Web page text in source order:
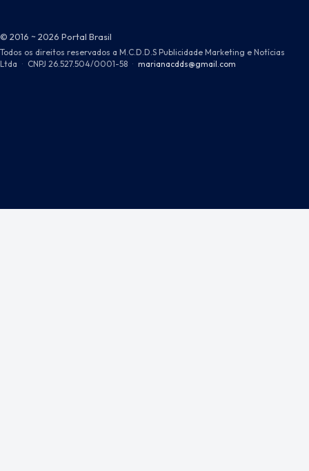
© 2016 ~ 2026 Portal Brasil
Todos os direitos reservados a M.C.D.D.S Publicidade Marketing e Notícias
Ltda · CNPJ 26.527.504/0001-58 · marianacdds@gmail.com